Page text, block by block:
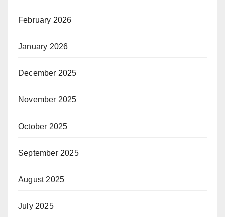
February 2026
January 2026
December 2025
November 2025
October 2025
September 2025
August 2025
July 2025